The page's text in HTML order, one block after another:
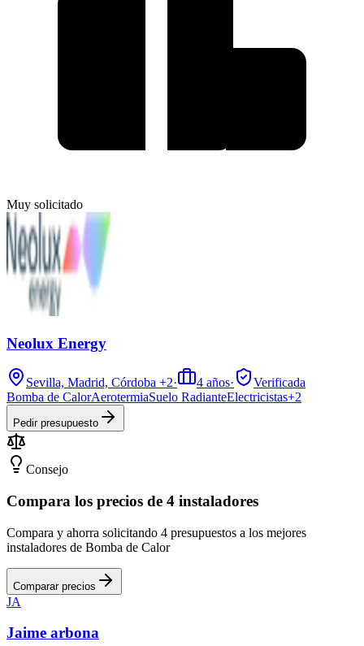
Muy solicitado
Neolux Energy
Sevilla, Madrid, Córdoba +2· 4 años·
Verificada
Bomba de CalorAerotermiaSuelo RadianteElectricistas+2
Pedir presupuesto
Consejo
Compara los precios de 4 instaladores
Compara y ahorra solicitando 4 presupuestos a los mejores
instaladores de Bomba de Calor
Comparar precios
JA
Jaime arbona